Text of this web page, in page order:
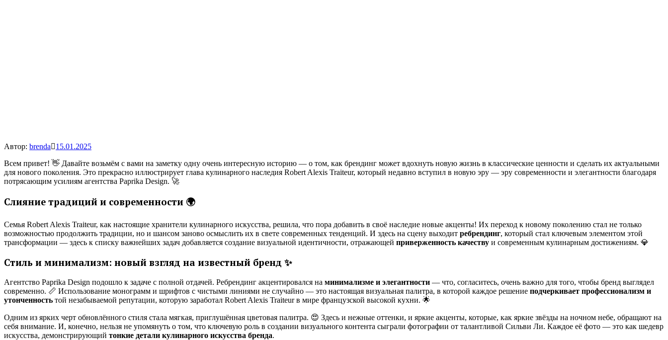
Автор: brenda
15.01.2025
Всем привет! 👋 Давайте возьмём с вами на заметку одну очень интересную историю — о том, как брендинг может вдохнуть новую жизнь в классические ценности и сделать их актуальными
для нового поколения. Это прекрасно иллюстрирует глава кулинарного наследия Robert Alexis Traiteur, который недавно вступил в новую эру — эру современности и элегантности благодаря
потрясающим усилиям агентства Paprika Design. 🚀
Слияние традиций и современности 🌍
Семья Robert Alexis Traiteur, как настоящие хранители кулинарного искусства, решила, что пора добавить в своё наследие новые акценты! Их переход к новому поколению стал не только
возможностью продолжить традиции, но и шансом заново осмыслить их в свете современных тенденций. И здесь на сцену выходит ребрендинг, который стал ключевым элементом этой
трансформации — здесь к списку важнейших задач добавляется создание визуальной идентичности, отражающей приверженность качеству и современным кулинарным достижениям. 💎
Стиль и минимализм: новый взгляд на известный бренд ✨
Агентство Paprika Design подошло к задаче с полной отдачей. Ребрендинг акцентировался на минимализме и элегантности — что, согласитесь, очень важно для того, чтобы бренд выглядел
современно. 📏 Использование монограмм и шрифтов с чистыми линиями не случайно — это настоящая визуальная палитра, в которой каждое решение подчеркивает профессионализм и
утонченность той незабываемой репутации, которую заработал Robert Alexis Traiteur в мире французской высокой кухни. 🌟
Одним из ярких черт обновлённого стиля стала мягкая, приглушённая цветовая палитра. 😍 Здесь и нежные оттенки, и яркие акценты, которые, как яркие звёзды на ночном небе, обращают на
себя внимание. И, конечно, нельзя не упомянуть о том, что ключевую роль в создании визуального контента сыграли фотографии от талантливой Сильви Ли. Каждое её фото — это как шедевр
искусства, демонстрирующий тонкие детали кулинарного искусства бренда.